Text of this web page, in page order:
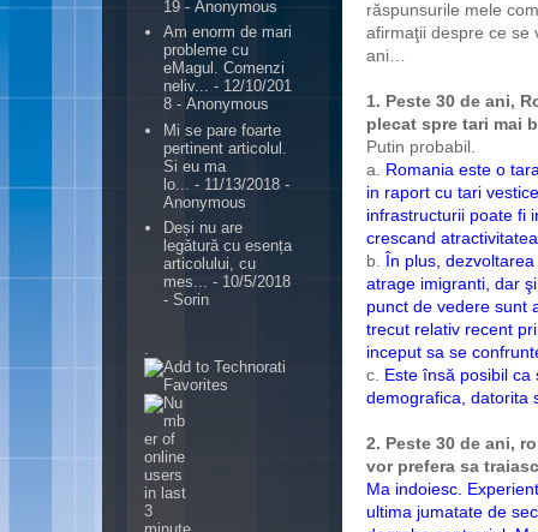
răspunsurile mele
afirmaţii despre ce se
ani…
1. Peste 30 de ani,
plecat spre tari mai
Putin probabil.
a. Romania este o
in raport cu tari
infrastructurii poate fi
crescand
b. În plus,
atrage imigranti, dar
punct de vedere sunt
trecut relativ recent
inceput sa se
c. Este însă posibil
demografica, datorita
2. Peste 30 de ani,
vor prefera sa
Ma indoiesc.
ultima jumatate de
19 - Anonymous
Am enorm de mari
probleme cu
eMagul. Comenzi
neliv... - 12/10/201
8 - Anonymous
Mi se pare foarte
pertinent articolul.
Si eu ma
lo...
- 11/13/2018 -
Anonymous
Deși nu are
legătură cu esența
articolului, cu
mes... - 10/5/2018
- Sorin